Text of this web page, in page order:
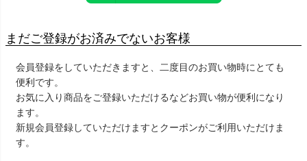
まだご登録がお済みでないお客様
会員登録をしていただきますと、二度目のお買い物時にとても
便利です。
お気に入り商品をご登録いただけるなどお買い物が便利になり
ます。
新規会員登録していただけますとクーポンがご利用いただけま
す。